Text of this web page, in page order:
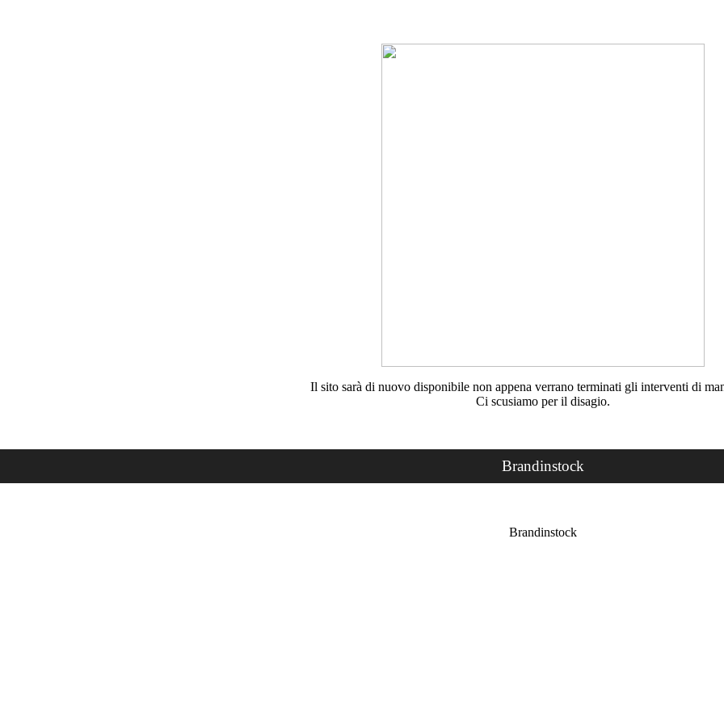
Il sito sarà di nuovo disponibile non appena verrano terminati gli interventi di
Ci scusiamo per il disagio.
Brandinstock
Brandinstock